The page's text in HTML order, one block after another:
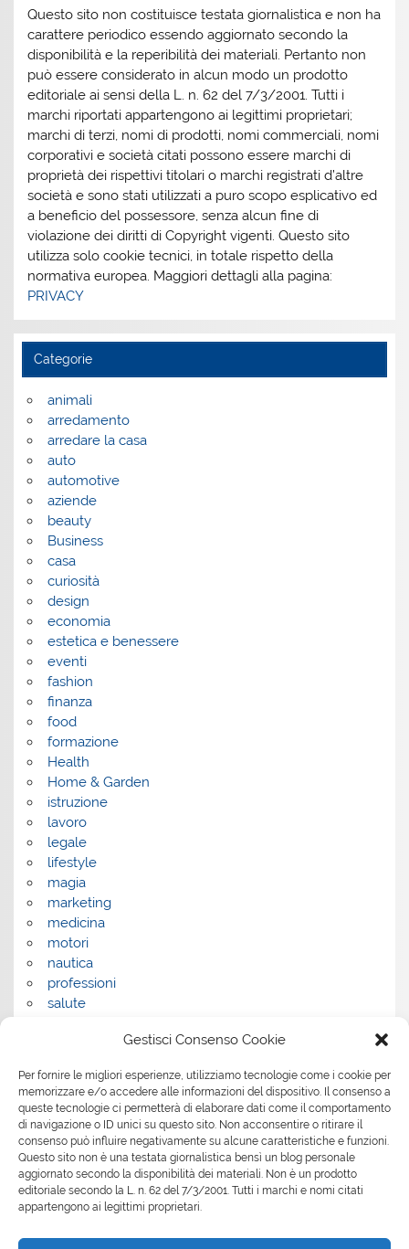
Gestisci Consenso Cookie
Per fornire le migliori esperienze, utilizziamo tecnologie come i cookie per
memorizzare e/o accedere alle informazioni del dispositivo. Il consenso a
queste tecnologie ci permetterà di elaborare dati come il comportamento
di navigazione o ID unici su questo sito. Non acconsentire o ritirare il
consenso può influire negativamente su alcune caratteristiche e funzioni.
Questo sito non è una testata giornalistica bensì un blog personale
aggiornato secondo la disponibilità dei materiali. Non è un prodotto
editoriale secondo la L. n. 62 del 7/3/2001. Tutti i marchi e nomi citati
appartengono ai legittimi proprietari.
Questo sito non costituisce testata giornalistica e non ha
carattere periodico essendo aggiornato secondo la
disponibilità e la reperibilità dei materiali. Pertanto non
può essere considerato in alcun modo un prodotto
editoriale ai sensi della L. n. 62 del 7/3/2001. Tutti i
marchi riportati appartengono ai legittimi proprietari;
marchi di terzi, nomi di prodotti, nomi commerciali, nomi
corporativi e società citati possono essere marchi di
proprietà dei rispettivi titolari o marchi registrati d’altre
società e sono stati utilizzati a puro scopo esplicativo ed
a beneficio del possessore, senza alcun fine di
violazione dei diritti di Copyright vigenti. Questo sito
utilizza solo cookie tecnici, in totale rispetto della
normativa europea. Maggiori dettagli alla pagina:
PRIVACY
Categorie
animali
arredamento
arredare la casa
auto
automotive
aziende
beauty
Business
casa
curiosità
design
economia
estetica e benessere
eventi
fashion
finanza
food
formazione
Health
Home & Garden
istruzione
lavoro
legale
lifestyle
magia
marketing
medicina
motori
nautica
professioni
salute
servizi per le aziende
shopping
sport
Tech
tecnologia
travel
Uncategorized